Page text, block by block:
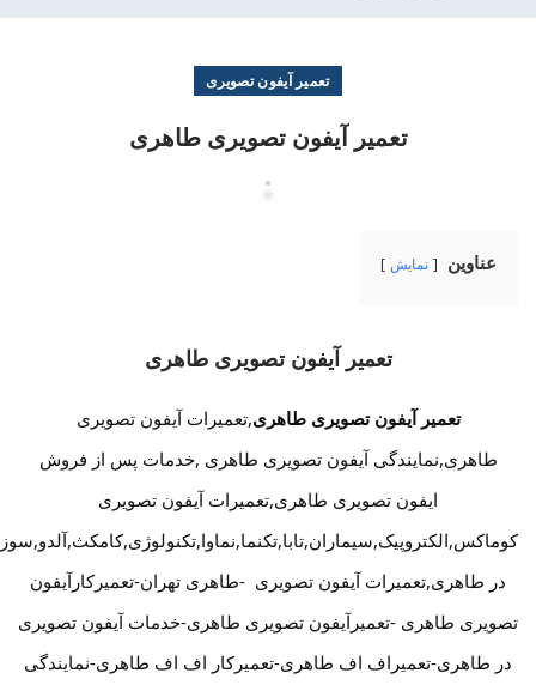
تعمیر آیفون تصویری
تعمیر آیفون تصویری طاهری
عناوین نمایش
تعمیر آیفون تصویری طاهری
تعمیر آیفون تصویری طاهری,تعمیرات آیفون تصویری
طاهری,نمایندگی آیفون تصویری طاهری ,خدمات پس از فروش
ایفون تصویری طاهری,تعمیرات آیفون تصویری
در طاهری,تعمیرات آیفون تصویری -طاهری تهران-تعمیرکارآیفون
تصویری طاهری -تعمیرآیفون تصویری طاهری-خدمات آیفون تصویری
در طاهری-تعمیراف اف طاهری-تعمیرکار اف اف طاهری-نمایندگی